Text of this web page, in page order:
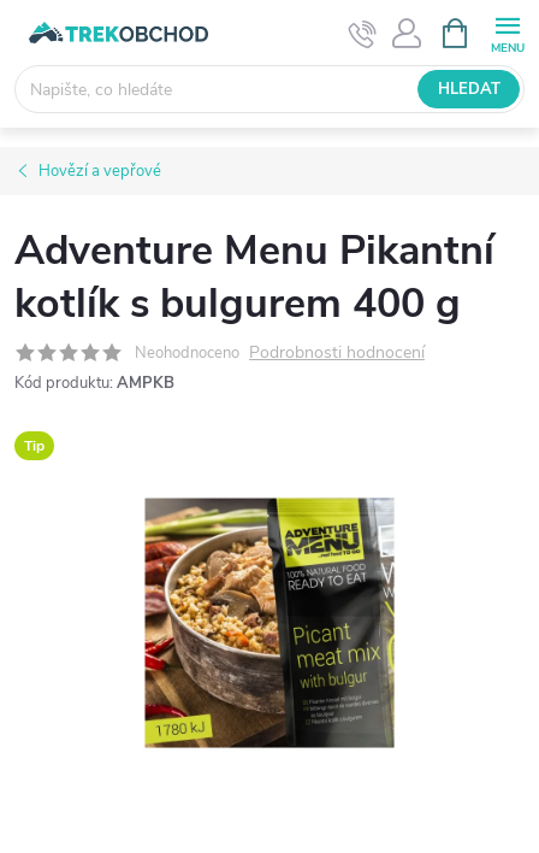
obsah
NÁKUPNÍ
KOŠÍK
HLEDAT
Hovězí a vepřové
Adventure Menu Pikantní
kotlík s bulgurem 400 g
Neohodnoceno Podrobnosti hodnocení
Kód produktu: AMPKB
Tip